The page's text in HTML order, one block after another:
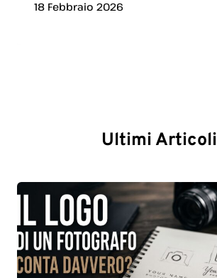
18 Febbraio 2026
Ultimi Articoli